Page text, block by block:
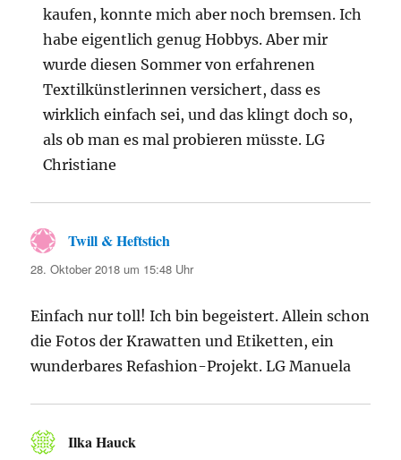
kaufen, konnte mich aber noch bremsen. Ich
habe eigentlich genug Hobbys. Aber mir
wurde diesen Sommer von erfahrenen
Textilkünstlerinnen versichert, dass es
wirklich einfach sei, und das klingt doch so,
als ob man es mal probieren müsste. LG
Christiane
Twill & Heftstich
28. Oktober 2018 um 15:48 Uhr
Einfach nur toll! Ich bin begeistert. Allein schon
die Fotos der Krawatten und Etiketten, ein
wunderbares Refashion-Projekt. LG Manuela
Ilka Hauck